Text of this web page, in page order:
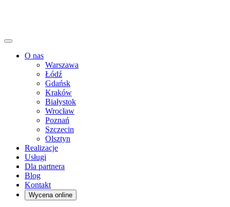
O nas
Warszawa
Łódź
Gdańsk
Kraków
Białystok
Wrocław
Poznań
Szczecin
Olsztyn
Realizacje
Usługi
Dla partnera
Blog
Kontakt
Wycena online